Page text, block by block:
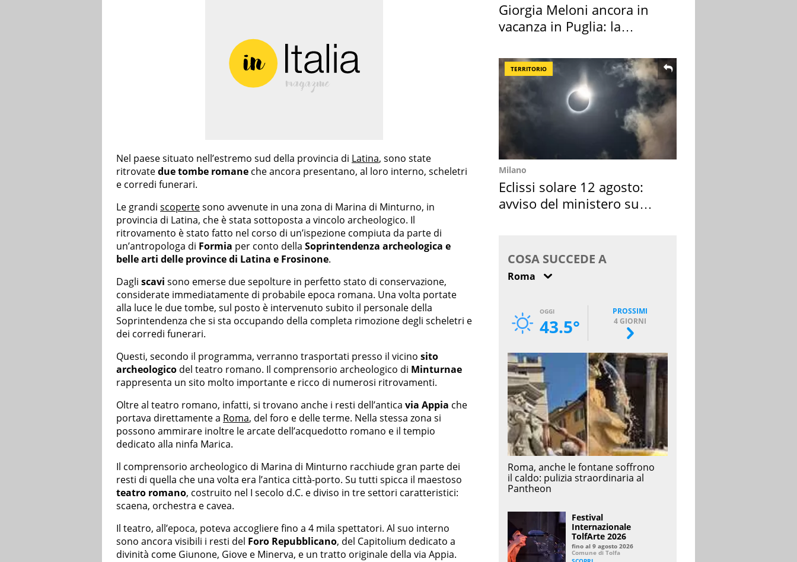
Nel paese situato nell’estremo sud della provincia di Latina, sono state
ritrovatedue tombe romane che ancora presentano, al loro interno, scheletri
e corredi funerari.
Le grandi scopertesono avvenute in una zona di Marina di Minturno, in
provincia di Latina, che è stata sottoposta a vincolo archeologico. Il
ritrovamento è stato fatto nel corso di un’ispezione compiuta da parte di
un’antropologa di Formia per conto della Soprintendenza archeologica e
belle arti delle province di Latina e Frosinone.
Dagli scavi sono emerse due sepolture in perfetto stato di conservazione,
considerate immediatamente di probabile epoca romana. Una volta portate
alla luce le due tombe, sul posto è intervenuto subito il personale della
Soprintendenza che si sta occupando della completa rimozione degli scheletri e
dei corredi funerari.
Questi, secondo il programma, verranno trasportati presso il vicino sito
archeologico del teatro romano. Il comprensorio archeologico di Minturnae
rappresenta un sito molto importante e ricco di numerosi ritrovamenti.
Oltre al teatro romano, infatti, si trovano anche i resti dell’antica via Appia che
portava direttamente a Roma, del foro e delle terme. Nella stessa zona si
possono ammirare inoltre le arcate dell’acquedotto romano e il tempio
dedicato alla ninfa Marica.
Il comprensorio archeologico di Marina di Minturno racchiude gran parte dei
resti di quella che una volta era l’antica città-porto. Su tutti spicca il maestoso
teatro romano, costruito nel I secolo d.C. e diviso in tre settori caratteristici:
scaena, orchestra e cavea.
Il teatro, all’epoca, poteva accogliere fino a 4 mila spettatori. Al suo interno
sono ancora visibili i resti del Foro Repubblicano, del Capitolium dedicato a
divinità come Giunone, Giove e Minerva, e un tratto originale della via Appia.
Giorgia Meloni ancora in
vacanza in Puglia: la
TERRITORIO
Milano
Eclissi solare 12 agosto:
avviso del ministero su